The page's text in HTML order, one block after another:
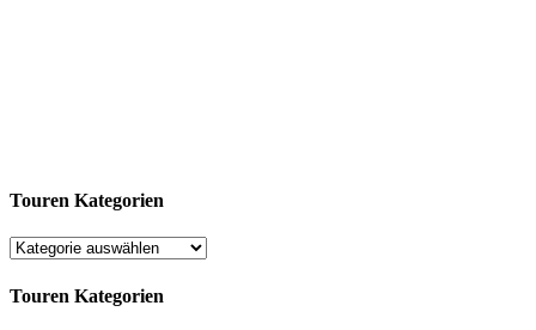
Touren Kategorien
Touren Kategorien